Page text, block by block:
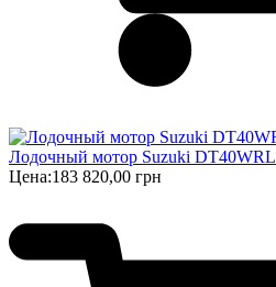
Лодочный мотор Suzuki DT40WRL
Цена:183 820,00 грн